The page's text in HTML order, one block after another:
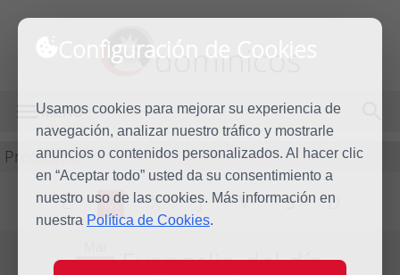
Configuración de Cookies
Usamos cookies para mejorar su experiencia de
navegación, analizar nuestro tráfico y mostrarle
anuncios o contenidos personalizados. Al hacer clic
en “Aceptar todo” usted da su consentimiento a
nuestro uso de las cookies. Más información en
nuestra Política de Cookies.
dominicos
MENÚ
Predicación
L M X J V S D
19 Evangelio del día